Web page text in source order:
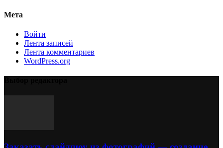
Мета
Войти
Лента записей
Лента комментариев
WordPress.org